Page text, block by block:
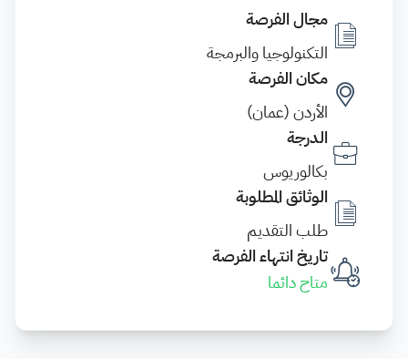
مجال الفرصة
التكنولوجيا والبرمجة
مكان الفرصة
الأردن (عمان)
الدرجة
بكالوريوس
الوثائق المطلوبة
طلب التقديم
تاريخ انتهاء الفرصة
متاح دائما